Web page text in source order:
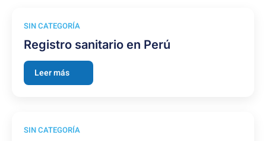
SIN CATEGORÍA
Registro sanitario en Perú
Leer más
SIN CATEGORÍA